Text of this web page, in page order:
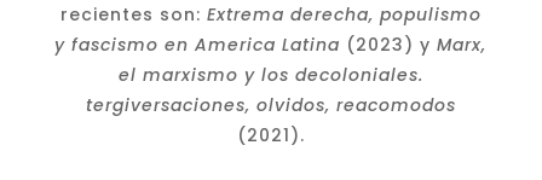
recientes son: Extrema derecha, populismo
y fascismo en America Latina (2023) yMarx,
el marxismo y los decoloniales.
tergiversaciones, olvidos, reacomodos
(2021).